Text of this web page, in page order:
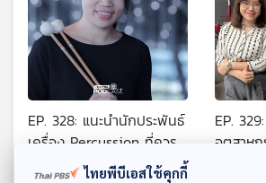
EP. 328: แนะนำนักประพันธ์
เครื่อง Percussion ที่ควร
Gen Z & Classical Music
EP.
อุตสาหก
Gen Z
ไทยพีบีเอสใช้คุกกี้